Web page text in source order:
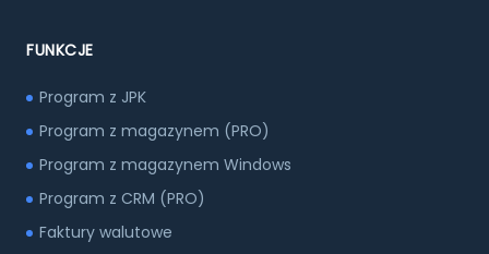
FUNKCJE
Program z JPK
Program z magazynem (PRO)
Program z magazynem Windows
Program z CRM (PRO)
Faktury walutowe